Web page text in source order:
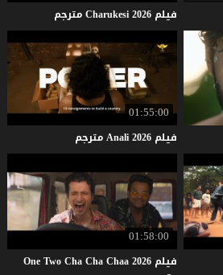
فيلم Charukesi2026 مترجم
01:55:00
فيلم Anali2026 مترجم
01:58:00
فيلم One Two Cha Cha Chaa 2026